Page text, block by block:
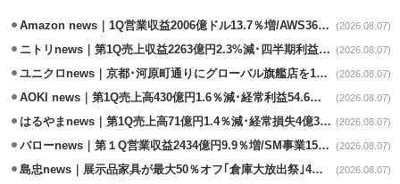
Amazon news｜1Q営業収益2006億ドル13.7％増/AWS36.8％％増が貢献 (2026.08.07)
ニトリnews｜第1Q売上収益2263億円2.3%減･四半期利益1.4％減 (2026.08.07)
ユニクロnews｜京都･河原町通りにグローバル旗艦店を11/6開設 (2026.08.07)
AOKI news｜第1Q売上高430億円1.6％減･経常利益54.6％減 (2026.08.07)
はるやまnews｜第1Q売上高71億円1.4％減･経常損失4億3800万円 (2026.08.07)
バローnews｜第１Q営業収益2434億円9.9％増/SM事業15.5％増と絶好調 (2026.08.07)
島忠news｜展示品家具が最大50％オフ｢倉庫大放出祭｣4店舗限定で開催 (2026.08.07)